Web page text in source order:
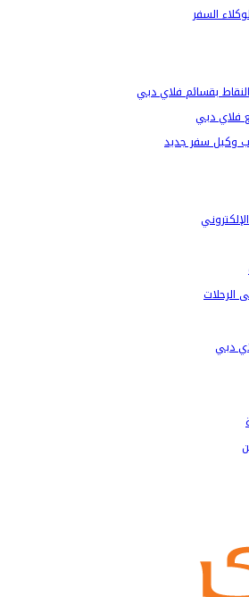
السفر
بقسائم فلاي دبي
فلاي دبي
الرحلات
دبي